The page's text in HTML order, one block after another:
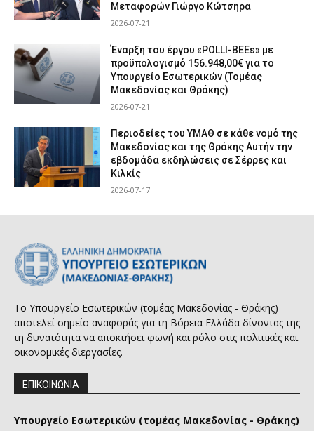
Μεταφορών Γιώργο Κώτσηρα
2026-07-21
Έναρξη του έργου «POLLI-BEEs» με
προϋπολογισμό 156.948,00€ για το
Υπουργείο Εσωτερικών (Τομέας
Μακεδονίας και Θράκης)
2026-07-21
Περιοδείες του ΥΜΑΘ σε κάθε νομό της
Μακεδονίας και της Θράκης Αυτήν την
εβδομάδα εκδηλώσεις σε Σέρρες και
Κιλκίς
2026-07-17
Το Υπουργείο Εσωτερικών (τομέας Μακεδονίας - Θράκης)
αποτελεί σημείο αναφοράς για τη Βόρεια Ελλάδα δίνοντας της
τη δυνατότητα να αποκτήσει φωνή και ρόλο στις πολιτικές και
οικονομικές διεργασίες.
ΕΠΙΚΟΙΝΩΝΙΑ
Υπουργείο Εσωτερικών (τομέας Μακεδονίας - Θράκης)